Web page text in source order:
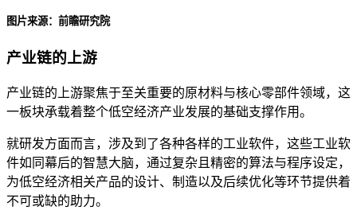
图片来源：前瞻研究院
产业链的上游
产业链的上游聚焦于至关重要的原材料与核心零部件领域，这
一板块承载着整个低空经济产业发展的基础支撑作用。
就研发方面而言，涉及到了各种各样的工业软件，这些工业软
件如同幕后的智慧大脑，通过复杂且精密的算法与程序设定，
为低空经济相关产品的设计、制造以及后续优化等环节提供着
不可或缺的助力。